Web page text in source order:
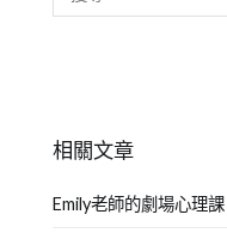
相關文章
Emily老師的劇場心理課